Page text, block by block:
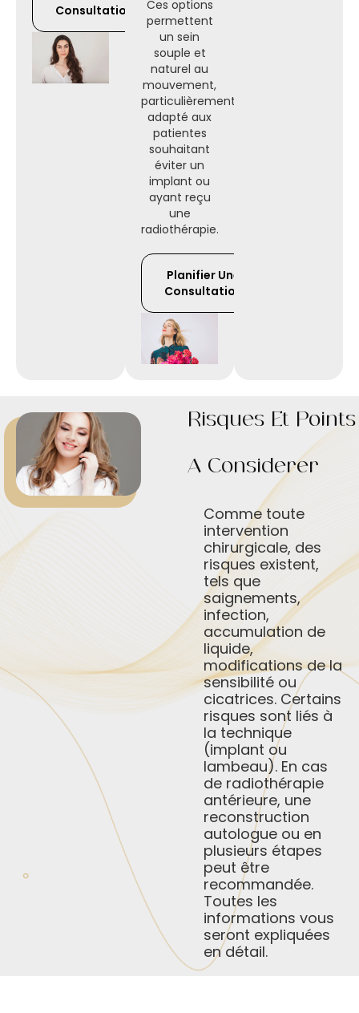
Consultation
Ces options
permettent
un sein
souple et
naturel au
mouvement,
particulièrement
adapté aux
patientes
souhaitant
éviter un
implant ou
ayant reçu
une
radiothérapie.
Planifier Une
Consultation
Risques Et Points
À Considérer
Comme toute
intervention
chirurgicale, des
risques existent,
tels que
saignements,
infection,
accumulation de
liquide,
modifications de la
sensibilité ou
cicatrices. Certains
risques sont liés à
la technique
(implant ou
lambeau). En cas
de radiothérapie
antérieure, une
reconstruction
autologue ou en
plusieurs étapes
peut être
recommandée.
Toutes les
informations vous
seront expliquées
en détail.